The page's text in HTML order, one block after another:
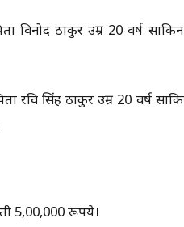
विनोद ठाकुर उम्र 20 वर्ष
सिंह ठाकुर उम्र 20 वर्ष
5,00,000 रूपये।